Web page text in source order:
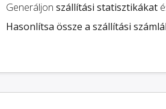
Generáljon szállítási statisztikákat
Hasonlítsa össze a szállítási